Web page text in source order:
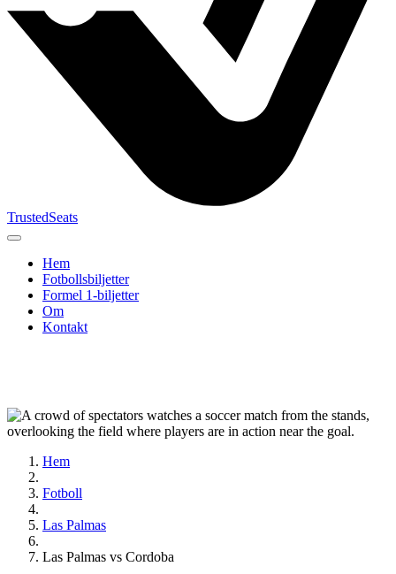
TrustedSeats
Hem
Fotbollsbiljetter
Formel 1‑biljetter
Om
Kontakt
Hem
Fotboll
Las Palmas
Las Palmas vs Cordoba